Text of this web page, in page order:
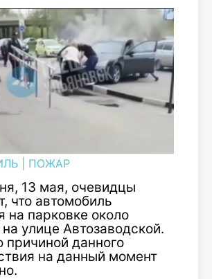
ПОЖАР
13 мая, очевидцы
что автомобиль
на парковке около
улице Автозаводской.
причиной данного
на данный момент